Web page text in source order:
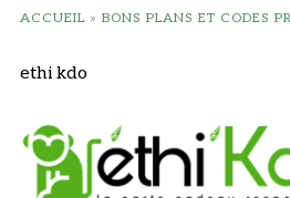
ACCUEIL » BONS PLANS ET CODES
ethi kdo